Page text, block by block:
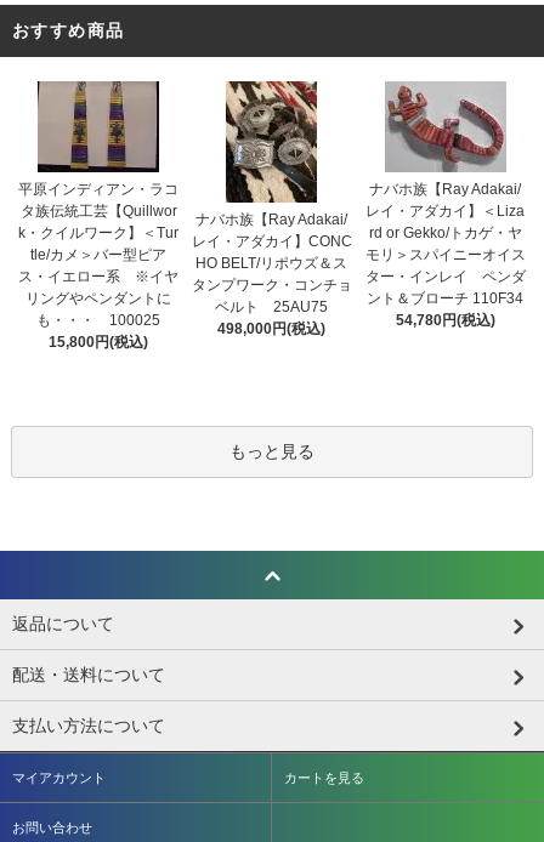
おすすめ商品
平原インディアン・ラコ
タ族伝統工芸【Quillwor
k・クイルワーク】＜Tur
tle/カメ＞バー型ピア
ス・イエロー系 ※イヤ
リングやペンダントに
も・・・ 100025
15,800円(税込)
ナバホ族【Ray Adakai/
レイ・アダカイ】CONC
HO BELT/リポウズ＆ス
タンプワーク・コンチョ
ベルト 25AU75
498,000円(税込)
ナバホ族【Ray Adakai/
レイ・アダカイ】＜Liza
rd or Gekko/トカゲ・ヤ
モリ＞スパイニーオイス
ター・インレイ ペンダ
ント＆ブローチ 110F34
54,780円(税込)
もっと見る
返品について
配送・送料について
支払い方法について
マイアカウント カートを見る
お問い合わせ